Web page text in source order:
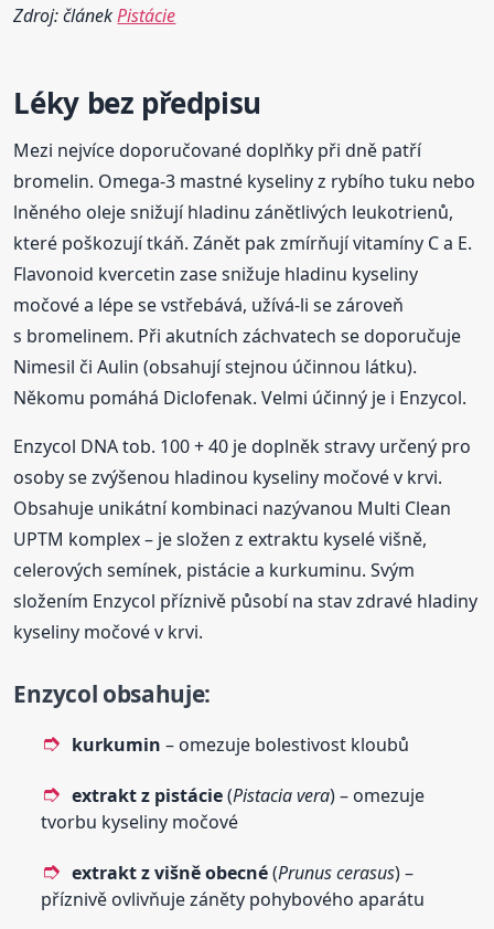
Zdroj: článekPistácie
Léky bez předpisu
Mezi nejvíce doporučované doplňky při dně patří
bromelin. Omega-3 mastné kyseliny z rybího tuku nebo
lněného oleje snižují hladinu zánětlivých leukotrienů,
které poškozují tkáň. Zánět pak zmírňují vitamíny C a E.
Flavonoid kvercetin zase snižuje hladinu kyseliny
močové a lépe se vstřebává, užívá-li se zároveň
s bromelinem. Při akutních záchvatech se doporučuje
Nimesil či Aulin (obsahují stejnou účinnou látku).
Někomu pomáhá Diclofenak. Velmi účinný je i Enzycol.
Enzycol DNA tob. 100 + 40 je doplněk stravy určený pro
osoby se zvýšenou hladinou kyseliny močové v krvi.
Obsahuje unikátní kombinaci nazývanou Multi Clean
UPTM komplex – je složen z extraktu kyselé višně,
celerových semínek, pistácie a kurkuminu. Svým
složením Enzycol příznivě působí na stav zdravé hladiny
kyseliny močové v krvi.
Enzycol obsahuje:
kurkumin – omezuje bolestivost kloubů
extrakt z pistácie(Pistacia vera) – omezuje
tvorbu kyseliny močové
extrakt z višně obecné(Prunus cerasus) –
příznivě ovlivňuje záněty pohybového aparátu